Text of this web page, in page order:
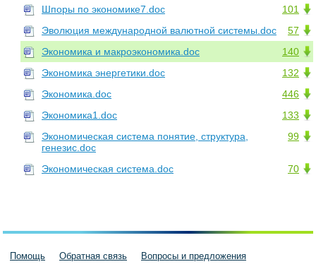
101
Шпоры по экономике7.doc
57
Эволюция международной валютной системы.doc
140
Экономика и макроэкономика.doc
132
Экономика энергетики.doc
446
Экономика.doc
133
Экономика1.doc
99
Экономическая система понятие, структура,
генезис.doc
70
Экономическая система.doc
Помощь Обратная связь Вопросы и предложения